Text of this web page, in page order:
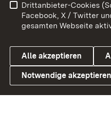
Link zum Landesportal
Barrierefreiheit
Cookies
Drittanbieter-Cookies
Facebook, X / Twitter
gesamten Webseite
Alle akzeptieren
Notwendige akzeptieren